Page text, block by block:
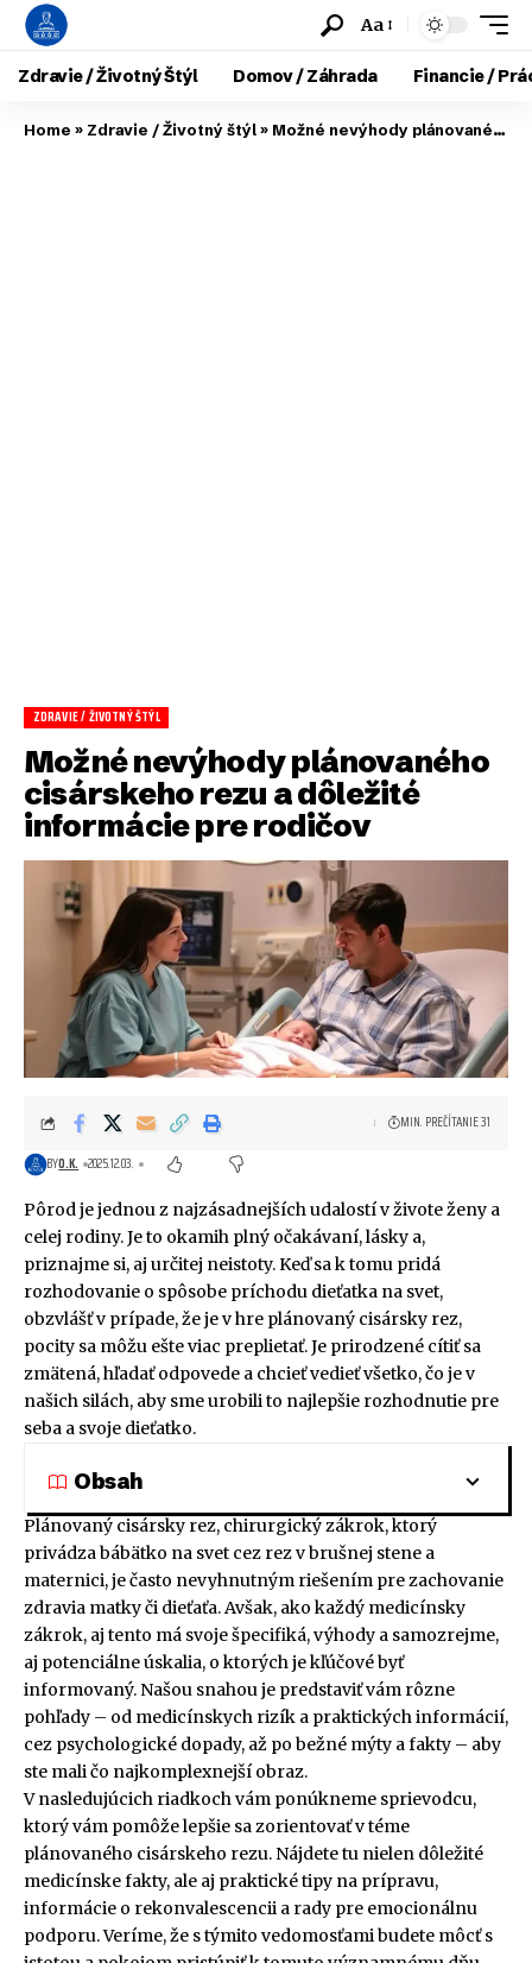
Aa
Zdravie / Životný Štýl Domov / Záhrada Financie /
Home » Zdravie / Životný štýl» Možné nevýhody plánovaného cisárskeho rezu a dôležité informácie pre rodičov
ZDRAVIE / ŽIVOTNÝ ŠTÝL
Možné nevýhody plánovaného
cisárskeho rezu a dôležité
informácie pre rodičov
BYO.K. 2025.12.03.
MIN. PREČÍTANIE 31
Pôrod je jednou z najzásadnejších udalostí v živote ženy a
celej rodiny. Je to okamih plný očakávaní, lásky a,
priznajme si, aj určitej neistoty. Keď sa k tomu pridá
rozhodovanie o spôsobe príchodu dieťatka na svet,
obzvlášť v prípade, že je v hre plánovaný cisársky rez,
pocity sa môžu ešte viac preplietať. Je prirodzené cítiť sa
zmätená, hľadať odpovede a chcieť vedieť všetko, čo je v
našich silách, aby sme urobili to najlepšie rozhodnutie pre
seba a svoje dieťatko.
Obsah
Plánovaný cisársky rez, chirurgický zákrok, ktorý
privádza bábätko na svet cez rez v brušnej stene a
maternici, je často nevyhnutným riešením pre zachovanie
zdravia matky či dieťaťa. Avšak, ako každý medicínsky
zákrok, aj tento má svoje špecifiká, výhody a samozrejme,
aj potenciálne úskalia, o ktorých je kľúčové byť
informovaný. Našou snahou je predstaviť vám rôzne
pohľady – od medicínskych rizík a praktických informácií,
cez psychologické dopady, až po bežné mýty a fakty – aby
ste mali čo najkomplexnejší obraz.
V nasledujúcich riadkoch vám ponúkneme sprievodcu,
ktorý vám pomôže lepšie sa zorientovať v téme
plánovaného cisárskeho rezu. Nájdete tu nielen dôležité
medicínske fakty, ale aj praktické tipy na prípravu,
informácie o rekonvalescencii a rady pre emocionálnu
podporu. Veríme, že s týmito vedomosťami budete môcť s